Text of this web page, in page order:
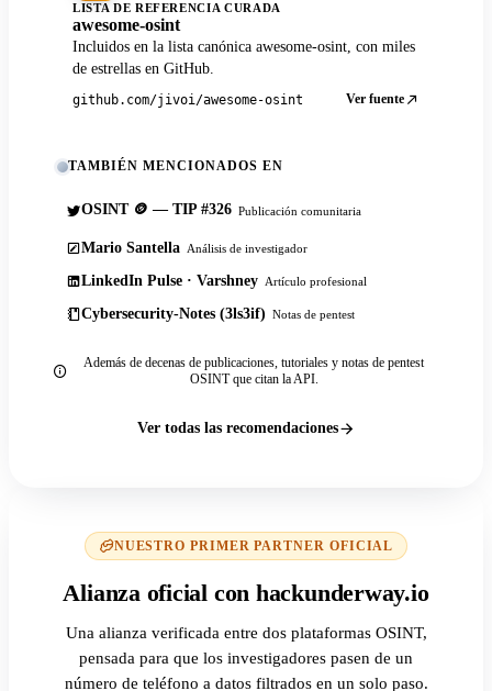
LISTA DE REFERENCIA CURADA
awesome-osint
Incluidos en la lista canónica awesome-osint, con miles
de estrellas en GitHub.
github.com/jivoi/awesome-osint Ver fuente
TAMBIÉN MENCIONADOS EN
OSINT 🪙 — TIP #326 Publicación comunitaria
Mario Santella Análisis de investigador
LinkedIn Pulse · Varshney Artículo profesional
Cybersecurity-Notes (3ls3if) Notas de pentest
Además de decenas de publicaciones, tutoriales y notas de pentest
OSINT que citan la API.
Ver todas las recomendaciones
NUESTRO PRIMER PARTNER OFICIAL
Alianza oficial con hackunderway.io
Una alianza verificada entre dos plataformas OSINT,
pensada para que los investigadores pasen de un
número de teléfono a datos filtrados en un solo paso.